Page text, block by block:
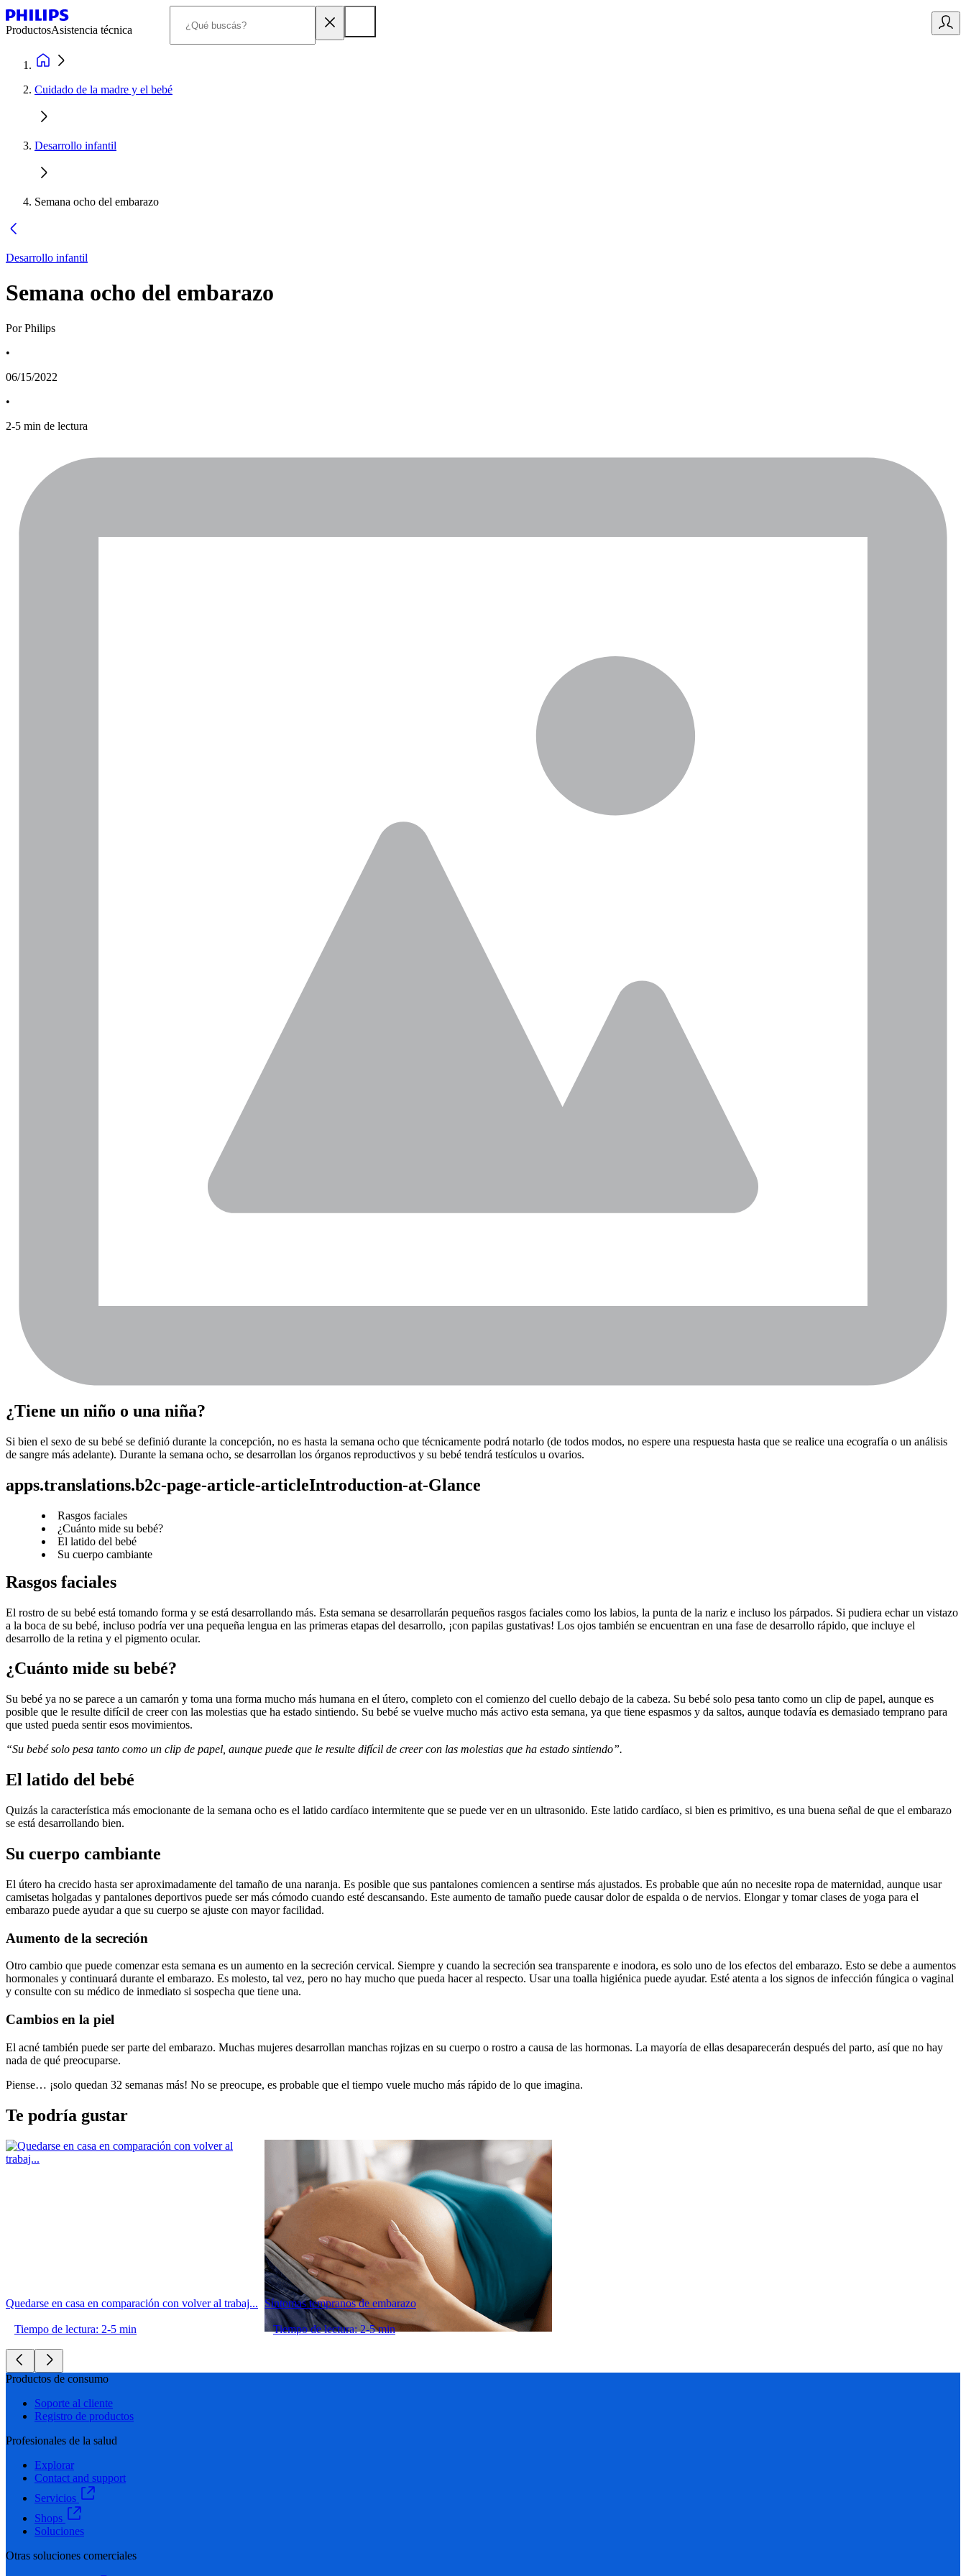
ProductosAsistencia técnica
Cuidado de la madre y el bebé
Desarrollo infantil
Semana ocho del embarazo
Desarrollo infantil
Semana ocho del embarazo
Por Philips
•
06/15/2022
•
2-5 min de lectura
¿Tiene un niño o una niña?
Si bien el sexo de su bebé se definió durante la concepción, no es hasta la semana ocho que técnicamente podrá notarlo (de todos modos, no espere una respuesta hasta que se realice una ecografía o un análisis
de sangre más adelante). Durante la semana ocho, se desarrollan los órganos reproductivos y su bebé tendrá testículos u ovarios.
apps.translations.b2c-page-article-articleIntroduction-at-Glance
Rasgos faciales
¿Cuánto mide su bebé?
El latido del bebé
Su cuerpo cambiante
Rasgos faciales
El rostro de su bebé está tomando forma y se está desarrollando más. Esta semana se desarrollarán pequeños rasgos faciales como los labios, la punta de la nariz e incluso los párpados. Si pudiera echar un vistazo
a la boca de su bebé, incluso podría ver una pequeña lengua en las primeras etapas del desarrollo, ¡con papilas gustativas! Los ojos también se encuentran en una fase de desarrollo rápido, que incluye el
desarrollo de la retina y el pigmento ocular.
¿Cuánto mide su bebé?
Su bebé ya no se parece a un camarón y toma una forma mucho más humana en el útero, completo con el comienzo del cuello debajo de la cabeza. Su bebé solo pesa tanto como un clip de papel, aunque es
posible que le resulte difícil de creer con las molestias que ha estado sintiendo. Su bebé se vuelve mucho más activo esta semana, ya que tiene espasmos y da saltos, aunque todavía es demasiado temprano para
que usted pueda sentir esos movimientos.
“Su bebé solo pesa tanto como un clip de papel, aunque puede que le resulte difícil de creer con las molestias que ha estado sintiendo”.
El latido del bebé
Quizás la característica más emocionante de la semana ocho es el latido cardíaco intermitente que se puede ver en un ultrasonido. Este latido cardíaco, si bien es primitivo, es una buena señal de que el embarazo
se está desarrollando bien.
Su cuerpo cambiante
El útero ha crecido hasta ser aproximadamente del tamaño de una naranja. Es posible que sus pantalones comiencen a sentirse más ajustados. Es probable que aún no necesite ropa de maternidad, aunque usar
camisetas holgadas y pantalones deportivos puede ser más cómodo cuando esté descansando. Este aumento de tamaño puede causar dolor de espalda o de nervios. Elongar y tomar clases de yoga para el
embarazo puede ayudar a que su cuerpo se ajuste con mayor facilidad.
Aumento de la secreción
Otro cambio que puede comenzar esta semana es un aumento en la secreción cervical. Siempre y cuando la secreción sea transparente e inodora, es solo uno de los efectos del embarazo. Esto se debe a aumentos
hormonales y continuará durante el embarazo. Es molesto, tal vez, pero no hay mucho que pueda hacer al respecto. Usar una toalla higiénica puede ayudar. Esté atenta a los signos de infección fúngica o vaginal
y consulte con su médico de inmediato si sospecha que tiene una.
Cambios en la piel
El acné también puede ser parte del embarazo. Muchas mujeres desarrollan manchas rojizas en su cuerpo o rostro a causa de las hormonas. La mayoría de ellas desaparecerán después del parto, así que no hay
nada de qué preocuparse.
Piense… ¡solo quedan 32 semanas más! No se preocupe, es probable que el tiempo vuele mucho más rápido de lo que imagina.
Te podría gustar
Quedarse en casa en comparación con volver al trabaj...
Tiempo de lectura: 2-5 min
Síntomas tempranos de embarazo
Tiempo de lectura: 2-5 min
Productos de consumo
Soporte al cliente
Registro de productos
Profesionales de la salud
Explorar
Contact and support
Servicios
Shops
Soluciones
Otras soluciones comerciales